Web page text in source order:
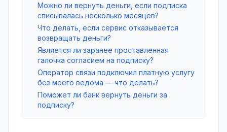
Можно ли вернуть деньги, если подписка
списывалась несколько месяцев?
Что делать, если сервис отказывается
возвращать деньги?
Является ли заранее проставленная
галочка согласием на подписку?
Оператор связи подключил платную услугу
без моего ведома — что делать?
Поможет ли банк вернуть деньги за
подписку?